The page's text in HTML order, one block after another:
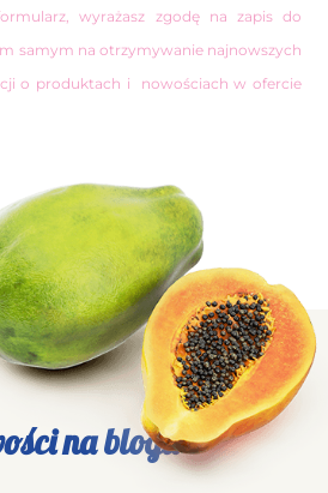
wyrażasz zgodę na zapis do
samym na otrzymywanie najnowszych
o produktach i nowościach w ofercie
na blogu